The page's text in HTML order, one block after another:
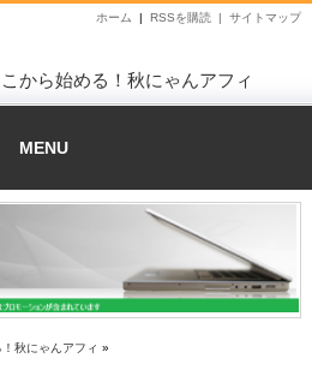
サイトマップ
RSSを購読 |
ホーム |
から始める！秋にゃんアフィ
MENU
秋にゃんアフィ »